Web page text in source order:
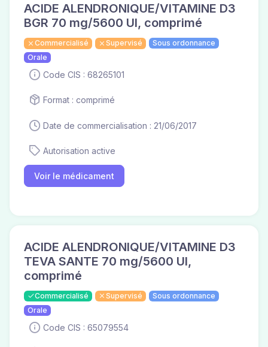
ACIDE ALENDRONIQUE/VITAMINE D3
BGR 70 mg/5600 UI, comprimé
Commercialisé Supervisé
Sous ordonnance
Orale
Code CIS : 68265101
Format : comprimé
Date de commercialisation : 21/06/2017
Autorisation active
Voir le médicament
ACIDE ALENDRONIQUE/VITAMINE D3
TEVA SANTE 70 mg/5600 UI,
comprimé
Commercialisé Supervisé
Sous ordonnance
Orale
Code CIS : 65079554